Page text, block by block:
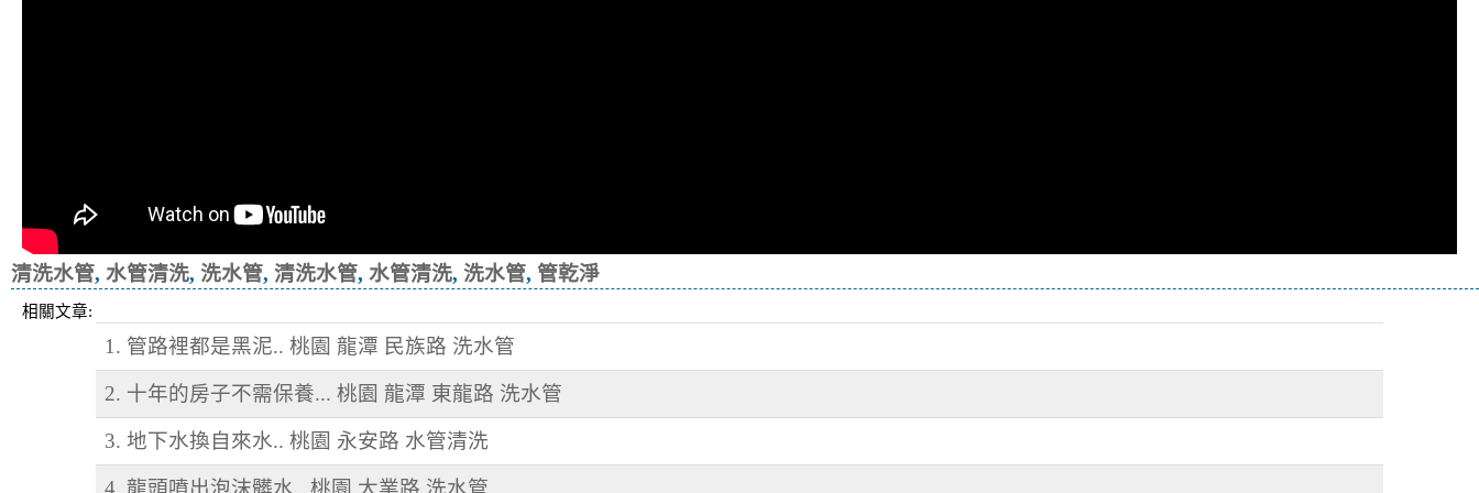
清洗水管, 水管清洗, 洗水管, 清洗水管, 水管清洗, 洗水管, 管乾淨
相關文章:
1. 管路裡都是黑泥.. 桃園 龍潭 民族路 洗水管
2. 十年的房子不需保養... 桃園 龍潭 東龍路 洗水管
3. 地下水換自來水.. 桃園 永安路 水管清洗
4. 龍頭噴出泡沫髒水.. 桃園 大業路 洗水管